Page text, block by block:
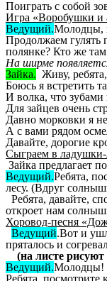
Поиграть с собой
Игра «Воробушки и
Ведущий.Молодцы,
Продолжаем гулять
полянке? Кто же
На ширме
Зайка. Живу,
Боюсь я встретить
И волка, что
Для зайцев очень
Давно морковки я
А с вами рядом
Давайте, дорогие
Сыграем в
Зайка предлагает
Ведущий.Ребята,
лесу. (Вдруг
Ребята, давайте,
откроет нам
Хоровод-песня
Ведущий.Вот и
пряталось и
(на листе
Ведущий.Молодцы!